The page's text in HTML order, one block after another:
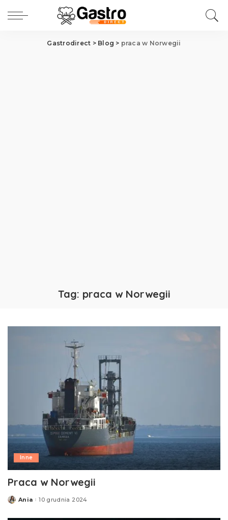
Gastrodirect > Blog > praca w Norwegii
Tag: praca w Norwegii
Inne
Praca w Norwegii
Posted
Ania 10 grudnia 2024